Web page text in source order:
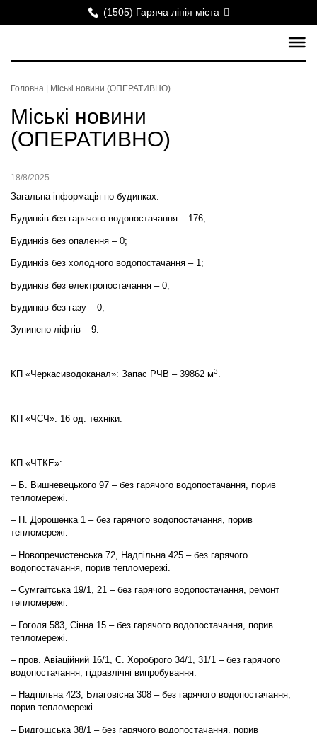
(1505) Гаряча лінія міста
Головна Міські новини (ОПЕРАТИВНО)
Міські новини
(ОПЕРАТИВНО)
18/8/2025
Загальна інформація по будинках:
Будинків без гарячого водопостачання – 176;
Будинків без опалення – 0;
Будинків без холодного водопостачання – 1;
Будинків без електропостачання – 0;
Будинків без газу – 0;
Зупинено ліфтів – 9.
КП «Черкасиводоканал»: Запас РЧВ – 39862 м3.
КП «ЧСЧ»: 16 од. техніки.
КП «ЧТКЕ»:
– Б. Вишневецького 97 – без гарячого водопостачання, порив
тепломережі.
– П. Дорошенка 1 – без гарячого водопостачання, порив
тепломережі.
– Новопречистенська 72, Надпільна 425 – без гарячого
водопостачання, порив тепломережі.
– Сумгаїтська 19/1, 21 – без гарячого водопостачання, ремонт
тепломережі.
– Гоголя 583, Сінна 15 – без гарячого водопостачання, порив
тепломережі.
– пров. Авіаційний 16/1, С. Хороброго 34/1, 31/1 – без гарячого
водопостачання, гідравлічні випробування.
– Надпільна 423, Благовісна 308 – без гарячого водопостачання,
порив тепломережі.
– Бидгощська 38/1 – без гарячого водопостачання, порив